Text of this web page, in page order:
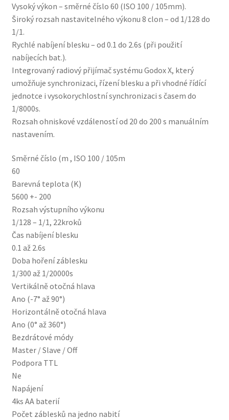
Vysoký výkon – směrné číslo 60 (ISO 100 / 105mm).
Široký rozsah nastavitelného výkonu 8 clon – od 1/128 do
1/1.
Rychlé nabíjení blesku – od 0.1 do 2.6s (při použití
nabíjecích bat.).
Integrovaný radiový přijímač systému Godox X, který
umožňuje synchronizaci, řízení blesku a při vhodné řídící
jednotce i vysokorychlostní synchronizaci s časem do
1/8000s.
Rozsah ohniskové vzdáleností od 20 do 200 s manuálním
nastavením.
Směrné číslo (m , ISO 100 / 105m
60
Barevná teplota (K)
5600 +- 200
Rozsah výstupního výkonu
1/128 – 1/1, 22kroků
Čas nabíjení blesku
0.1 až 2.6s
Doba hoření záblesku
1/300 až 1/20000s
Vertikálně otočná hlava
Ano (-7° až 90°)
Horizontálně otočná hlava
Ano (0° až 360°)
Bezdrátové módy
Master / Slave / Off
Podpora TTL
Ne
Napájení
4ks AA baterií
Počet záblesků na jedno nabití